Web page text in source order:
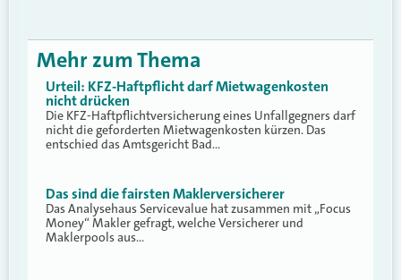
Mehr zum Thema
Urteil: KFZ-Haftpflicht darf Mietwagenkosten
nicht drücken
Die KFZ-Haftpflichtversicherung eines Unfallgegners darf
nicht die geforderten Mietwagenkosten kürzen. Das
entschied das Amtsgericht Bad…
Das sind die fairsten Maklerversicherer
Das Analysehaus Servicevalue hat zusammen mit „Focus
Money“ Makler gefragt, welche Versicherer und
Maklerpools aus…